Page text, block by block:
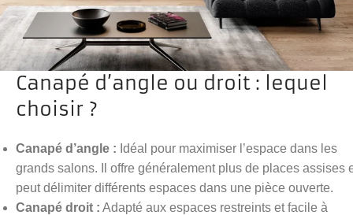
Canapé d’angle ou droit : lequel
choisir ?
Canapé d’angle : Idéal pour maximiser l’espace dans les
grands salons. Il offre généralement plus de places assises
peut délimiter différents espaces dans une pièce ouverte.
Canapé droit : Adapté aux espaces restreints et facile à